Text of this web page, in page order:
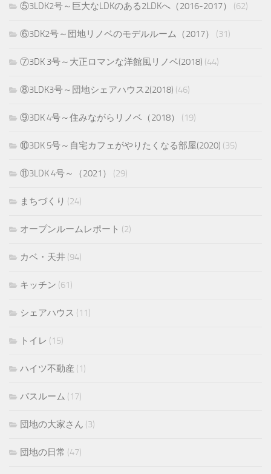
⑤3LDK2号～巨大なLDKのある2LDKへ（2016-2017） (62)
⑥3DK2号～団地リノベのモデルルーム（2017） (31)
⑦3DK 3号～大正ロマンな洋館風リノベ(2018) (44)
⑧3LDK3号～団地シェアハウス2(2018) (46)
⑨3DK 4号～住みながらリノベ（2018） (19)
⑩3DK 5号～自宅カフェがやりたくなる部屋(2020) (35)
⑪3LDK 4号～（2021） (29)
まちづくり (24)
オープンルームレポート (2)
カベ・天井 (94)
キッチン (61)
シェアハウス (11)
トイレ (15)
ハイツ不動産 (1)
バスルーム (17)
団地の大家さん (3)
団地の日常 (47)